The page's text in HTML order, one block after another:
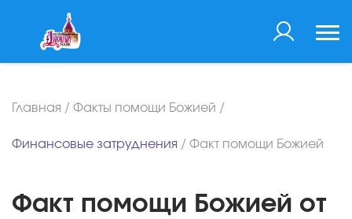
Главная / Факты помощи Божией /
Финансовые затруднения / Факт помощи Божией
Факт помощи Божией от